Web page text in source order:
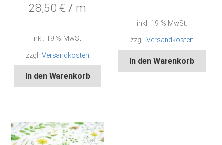
28,50€ / m
inkl. 19 % MwSt.
zzgl.Versandkosten
In den Warenkorb
inkl. 19 % MwSt.
zzgl. Versandkosten
In den Warenkorb